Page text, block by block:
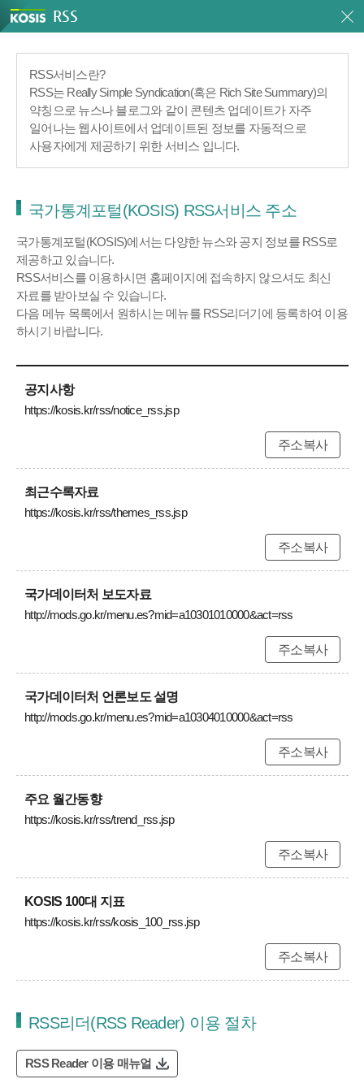
RSS
RSS서비스란?
RSS는 Really Simple Syndication(혹은 Rich Site Summary)의
약칭으로 뉴스나 블로그와 같이 콘텐츠 업데이트가 자주
일어나는 웹사이트에서 업데이트된 정보를 자동적으로
사용자에게 제공하기 위한 서비스 입니다.
국가통계포털(KOSIS) RSS서비스 주소
국가통계포털(KOSIS)에서는 다양한 뉴스와 공지 정보를 RSS로
제공하고 있습니다.
RSS서비스를 이용하시면 홈페이지에 접속하지 않으셔도 최신
자료를 받아보실 수 있습니다.
다음 메뉴 목록에서 원하시는 메뉴를 RSS리더기에 등록하여 이용
하시기 바랍니다.
공지사항
https://kosis.kr/rss/notice_rss.jsp
주소복사
최근수록자료
https://kosis.kr/rss/themes_rss.jsp
주소복사
국가데이터처 보도자료
http://mods.go.kr/menu.es?mid=a10301010000&act=rss
주소복사
국가데이터처 언론보도 설명
http://mods.go.kr/menu.es?mid=a10304010000&act=rss
주소복사
주요 월간동향
https://kosis.kr/rss/trend_rss.jsp
주소복사
KOSIS 100대 지표
https://kosis.kr/rss/kosis_100_rss.jsp
주소복사
RSS리더(RSS Reader) 이용 절차
RSS Reader 이용 매뉴얼